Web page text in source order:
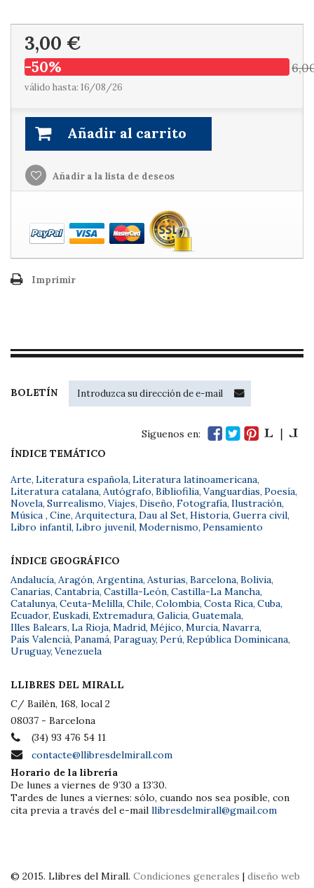
3,00 €
-50%
válido hasta: 16/08/26
Añadir al carrito
Añadir a la lista de deseos
Imprimir
BOLETÍN
Síguenos en:
ÍNDICE TEMÁTICO
Arte, Literatura española, Literatura latinoamericana,
Literatura catalana, Autógrafo, Bibliofilia, Vanguardias, Poesía,
Novela, Surrealismo, Viajes, Diseño, Fotografía, Ilustración,
Música , Cine, Arquitectura, Dau al Set, Historia, Guerra civil,
Libro infantil, Libro juvenil, Modernismo, Pensamiento
ÍNDICE GEOGRÁFICO
Andalucía, Aragón, Argentina, Asturias, Barcelona, Bolivia,
Canarias, Cantabria, Castilla-León, Castilla-La Mancha,
Catalunya, Ceuta-Melilla, Chile, Colombia, Costa Rica, Cuba,
Ecuador, Euskadi, Extremadura, Galicia, Guatemala,
Illes Balears, La Rioja, Madrid, Méjico, Murcia, Navarra,
País Valencià, Panamá, Paraguay, Perú, República Dominicana,
Uruguay, Venezuela
LLIBRES DEL MIRALL
C/ Bailèn, 168, local 2
08037 - Barcelona
(34) 93 476 54 11
contacte@llibresdelmirall.com
Horario de la librería
De lunes a viernes de 9’30 a 13’30.
Tardes de lunes a viernes: sólo, cuando nos sea posible, con
cita previa a través del e-mail llibresdelmirall@gmail.com
© 2015. Llibres del Mirall. Condiciones generales | diseño web